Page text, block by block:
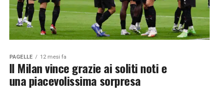
PAGELLE 12 mesi fa
Il Milan vince grazie ai soliti noti e
una piacevolissima sorpresa